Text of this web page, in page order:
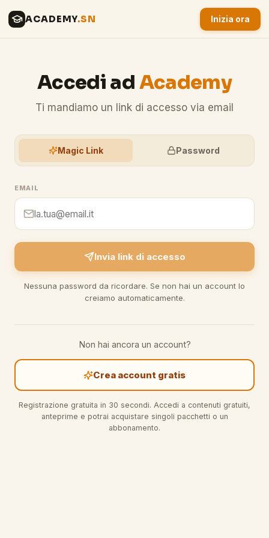
ACADEMY.SN Inizia ora
Accedi ad Academy
Ti mandiamo un link di accesso via email
Magic Link Password
EMAIL
Invia link di accesso
Nessuna password da ricordare. Se non hai un account lo
creiamo automaticamente.
Non hai ancora un account?
Crea account gratis
Registrazione gratuita in 30 secondi. Accedi a contenuti gratuiti,
anteprime e potrai acquistare singoli pacchetti o un
abbonamento.